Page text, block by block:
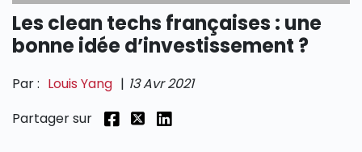
Les clean techs françaises : une
bonne idée d’investissement ?
Par : Louis Yang | 13 Avr 2021
Partager sur